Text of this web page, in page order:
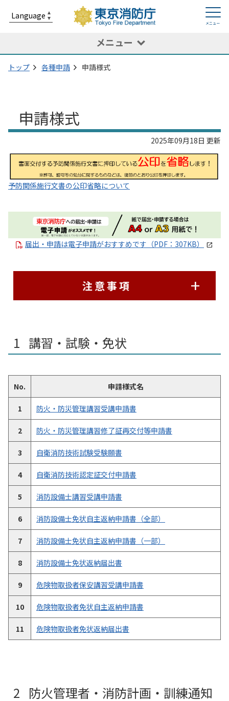
トップ 各種申請 申請様式
申請様式
2025年09月18日 更新
メニュー
予防関係施行文書の公印省略について
届出・申請は電子申請がおすすめです（PDF：307KB）
注意事項
講習・試験・免状
No. 申請様式名
1 防火・防災管理講習受講申請書
2 防火・防災管理講習修了証再交付等申請書
3 自衛消防技術試験受験願書
4 自衛消防技術認定証交付申請書
5 消防設備士講習受講申請書
6 消防設備士免状自主返納申請書（全部）
7 消防設備士免状自主返納申請書（一部）
8 消防設備士免状返納届出書
9 危険物取扱者保安講習受講申請書
10 危険物取扱者免状自主返納申請書
11 危険物取扱者免状返納届出書
防火管理者・消防計画・訓練通知